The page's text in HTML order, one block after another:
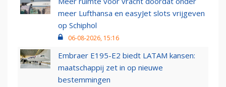
meer Lufthansa en easyJet slots vrijgeven
op Schiphol
06-08-2026, 15:16
Embraer E195-E2 biedt LATAM kansen:
maatschappij zet in op nieuwe
bestemmingen